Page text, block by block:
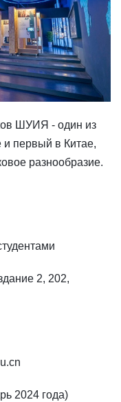
ШУИЯ - один из
и первый в Китае,
разнообразие.
2, 202,
2024 года)